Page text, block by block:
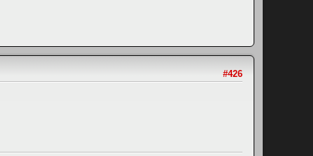
#426